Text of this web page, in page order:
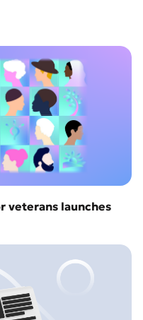
veterans launches